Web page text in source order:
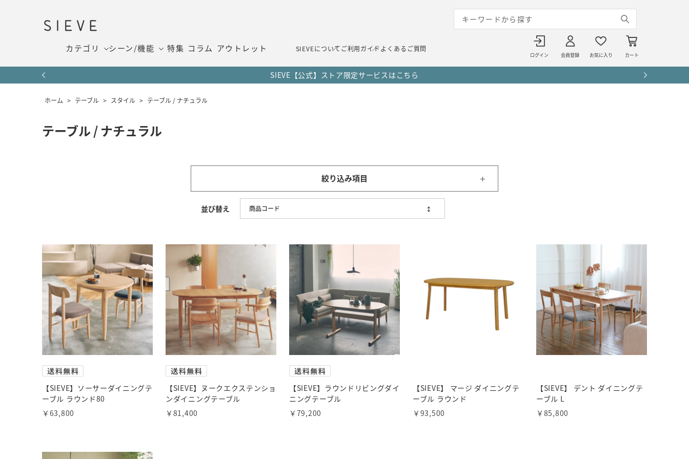
カテゴリ シーン/機能 特集 コラム アウトレット SIEVEについて ご利用ガイドよくあるご質問
ログイン 会員登録 お気に入り カート
SIEVE【公式】ストア限定サービスはこちら
ホーム > テーブル > スタイル > テーブル / ナチュラル
テーブル / ナチュラル
絞り込み
【SIEVE】ソーサーダイニングテ
ーブル ラウンド80
￥63,800
【SIEVE】ヌークエクステンショ
ンダイニングテーブル
￥81,400
【SIEVE】ラウンドリビングダイ
ニングテーブル
￥79,200
【SIEVE】 マージ ダイニングテ
ーブル ラウンド
￥93,500
【SIEVE】 デント ダイニングテ
ーブル L
￥85,800